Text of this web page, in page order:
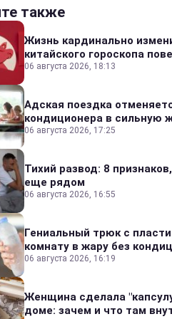
также
Жизнь кардинально
китайского гороскопа
06 августа 2026, 18:13
Адская поездка
кондиционера в сильную
06 августа 2026, 17:25
Тихий развод: 8
еще рядом
06 августа 2026, 16:55
Гениальный трюк с
комнату в жару без
06 августа 2026, 16:19
Женщина сделала
доме: зачем и что там